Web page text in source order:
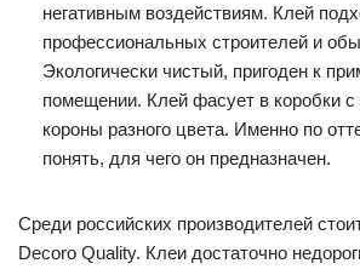
негативным воздействиям. Клей
профессиональных строителей и
Экологически чистый, пригоден к
помещении. Клей фасует в коробки
короны разного цвета. Именно по
понять, для чего он предназначен.
Среди российских производителей
Decoro Quality. Клеи достаточно